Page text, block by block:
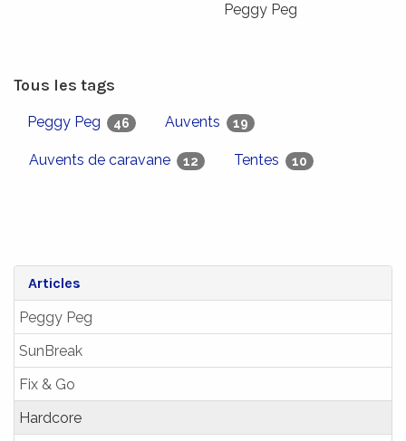
Articles
Peggy Peg
SunBreak
Fix & Go
Hardcore
Peggy Peg
Tous les tags
Peggy Peg 46 Auvents 19
Auvents de caravane 12 Tentes 10